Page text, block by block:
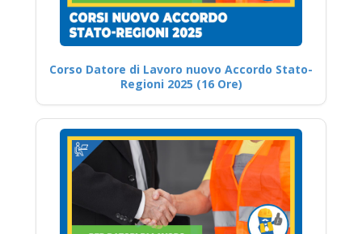
Corso Datore di Lavoro nuovo Accordo Stato-
Regioni 2025 (16 Ore)